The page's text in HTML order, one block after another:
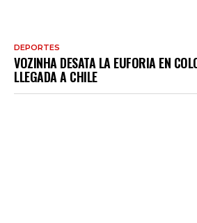
DEPORTES
VOZINHA DESATA LA EUFORIA EN
LLEGADA A CHILE